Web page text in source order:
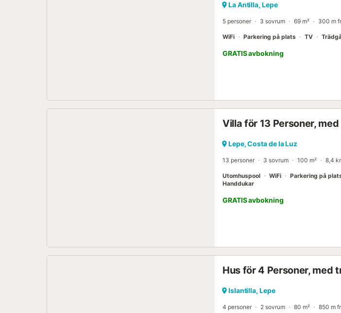
La Antilla, Lepe
5 personer 3 sovrum 69 m² 300 m
WiFi Parkering på plats TV
GRATIS avbokning
Villa för 13 Personer,
Lepe, Costa de la Luz
13 personer 3 sovrum 100 m² 8,4
Utomhuspool WiFi Parkering på
Handdukar
GRATIS avbokning
Hus för 4 Personer, med
Islantilla, Lepe
4 personer 2 sovrum 80 m² 850 m